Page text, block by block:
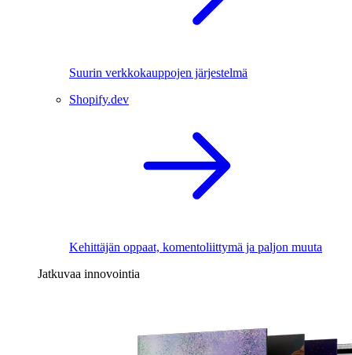
Suurin verkkokauppojen järjestelmä
Shopify.dev
Kehittäjän oppaat, komentoliittymä ja paljon muuta
Jatkuvaa innovointia